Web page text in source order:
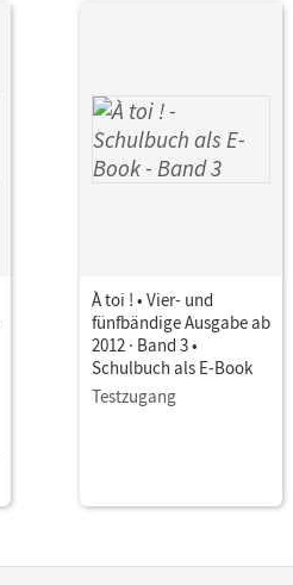
À toi ! • Vier- und
fünfbändige Ausgabe ab
2012 · Band 3 •
Schulbuch als E-Book
Testzugang